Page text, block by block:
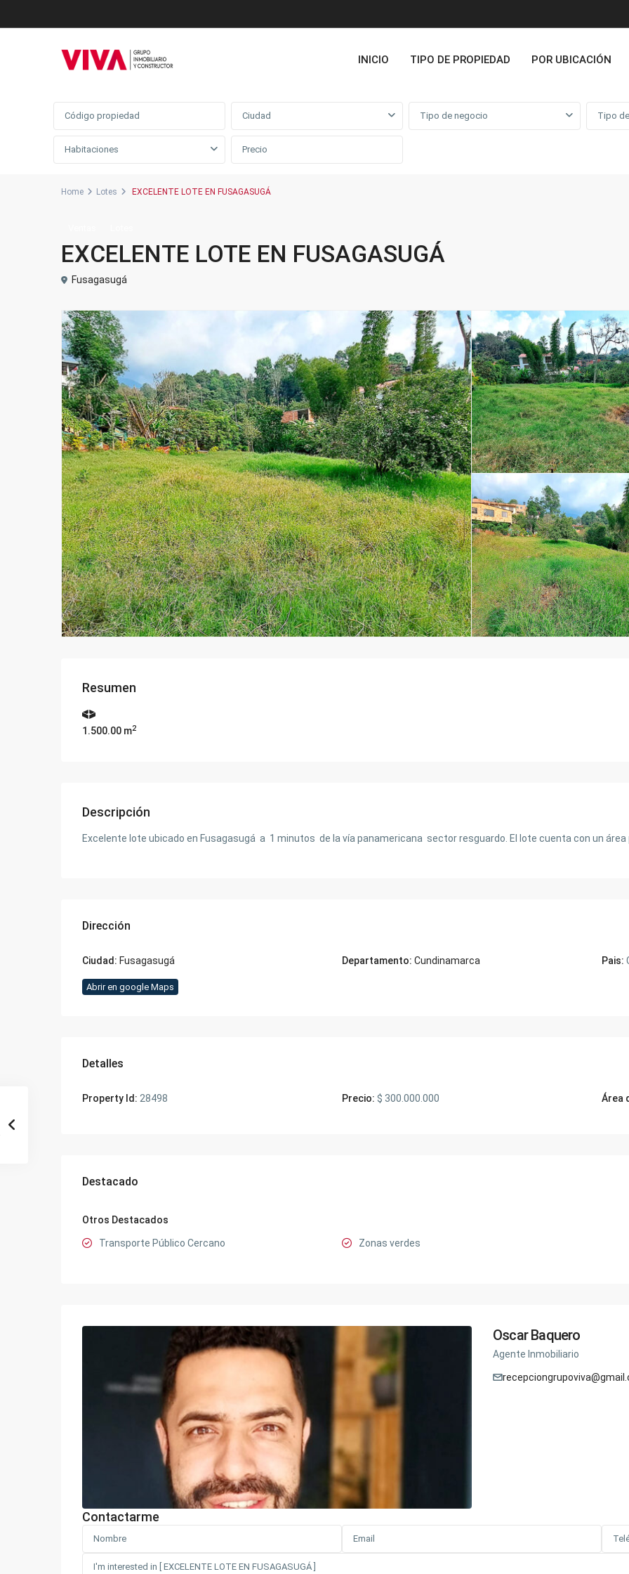
INICIO TIPO DE PROPIEDAD
POR UBICACIÓN
Ciudad Tipo de negocio Tipo
Habitaciones
Home Lotes EXCELENTE LOTE EN FUSAGASUGÁ
EXCELENTE LOTE EN FUSAGASUGÁ
Fusagasugá
Resumen
1.500.00 m2
Descripción
Excelente lote ubicado en Fusagasugá a 1 minutos de la vía panamericana sector resguardo. El lote cuenta con un área
Dirección
Ciudad: Fusagasugá Departamento: Cundinamarca Pais:
Abrir en google Maps
Detalles
Property Id: 28498 Precio: $ 300.000.000 Área
Destacado
Otros Destacados
Transporte Público Cercano Zonas verdes
Oscar Baquero
Agente Inmobiliario
Contactarme